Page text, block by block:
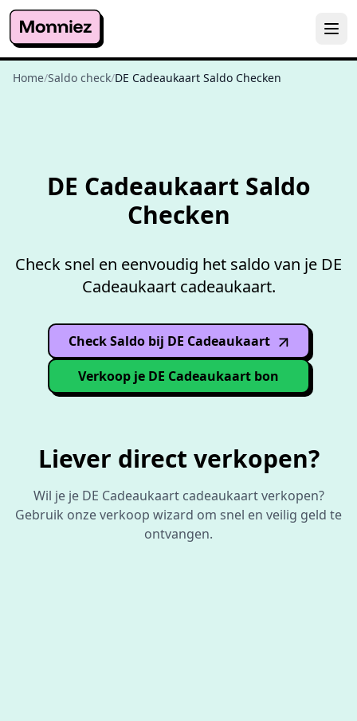
Home/Saldo check/DE Cadeaukaart Saldo Checken
DE Cadeaukaart Saldo
Checken
Check snel en eenvoudig het saldo van je DE
Cadeaukaart cadeaukaart.
Check Saldo bij DE Cadeaukaart
(opens innew window
Verkoop je DE Cadeaukaart bon
Liever direct verkopen?
Wil je je DE Cadeaukaart cadeaukaart verkopen?
Gebruik onze verkoop wizard om snel en veilig geld te
ontvangen.